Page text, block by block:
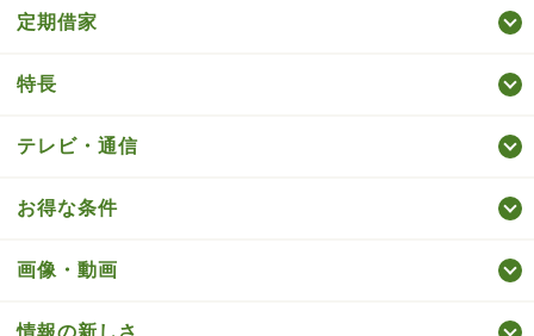
定期借家
特長
テレビ・通信
お得な条件
画像・動画